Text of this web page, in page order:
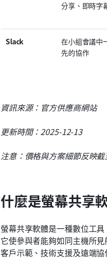
分享、即時字
Slack
在小組會議中
先的協作
資訊來源：官方供應商網站
更新時間：2025-12-13
注意：價格與方案細節反映
什麼是螢幕共享
螢幕共享軟體是一種數位工
它使參與者能夠如同主機所
客戶示範、技術支援及遠端